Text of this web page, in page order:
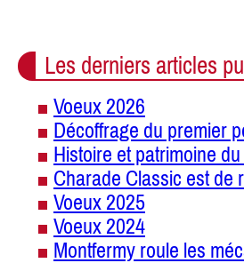
Les derniers articles
Voeux 2026
Décoffrage du premier
Histoire et patrimoine
Charade Classic est de
Voeux 2025
Voeux 2024
Montfermy roule les